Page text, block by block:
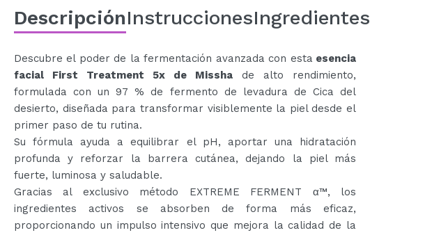
PRÓXIMAMENTE
DescripciónInstruccionesIngredientes
Descubre el poder de la fermentación avanzada con esta esencia
facial ​First Treatment 5x de Missha de alto rendimiento,
formulada con un 97 % de fermento de levadura de Cica del
desierto, diseñada para transformar visiblemente la piel desde el
primer paso de tu rutina.
Su fórmula ayuda a equilibrar el pH, aportar una hidratación
profunda y reforzar la barrera cutánea, dejando la piel más
fuerte, luminosa y saludable.
Gracias al exclusivo método EXTREME FERMENT α™, los
ingredientes activos se absorben de forma más eficaz,
proporcionando un impulso intensivo que mejora la calidad de la